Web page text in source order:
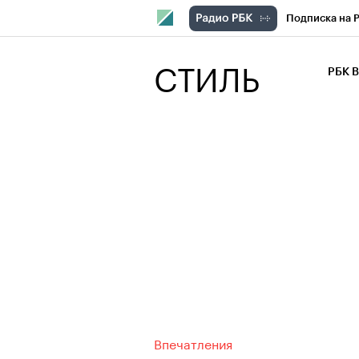
Подписка на
СТИЛЬ РБК
Впечатления